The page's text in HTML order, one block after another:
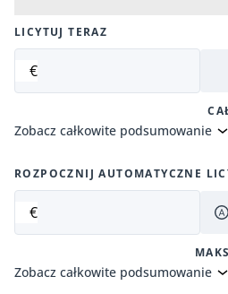
LICYTUJ TERAZ
€
Zobacz całkowite podsumowanie
ROZPOCZNIJ AUTOMATYCZNE
€
Zobacz całkowite podsumowanie